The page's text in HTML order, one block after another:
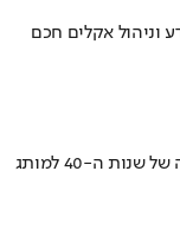
וניהול אקלים חכם
איך אסם הפכה את תקופת הצנע והמחסור הקשה של שנות ה-40 למותג